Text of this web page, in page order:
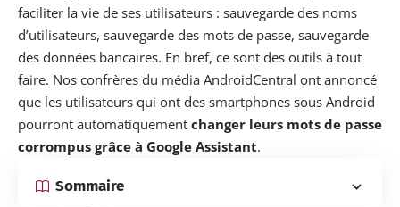
faciliter la vie de ses utilisateurs : sauvegarde des noms
d’utilisateurs, sauvegarde des mots de passe, sauvegarde
des données bancaires. En bref, ce sont des outils à tout
faire. Nos confrères du média AndroidCentral ont annoncé
que les utilisateurs qui ont des smartphones sous Android
pourront automatiquement changer leurs mots de passe
corrompus grâce à Google Assistant.
Sommaire